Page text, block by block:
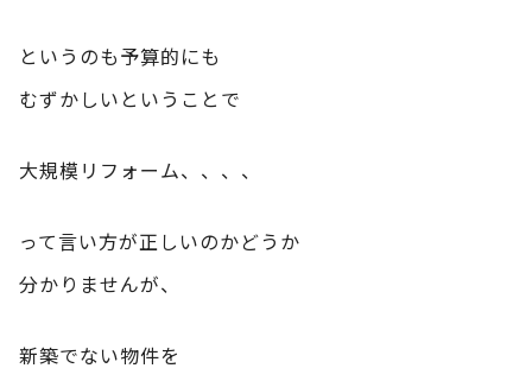
というのも予算的にも
むずかしいということで
大規模リフォーム、、、、
って言い方が正しいのかどうか
分かりませんが、
新築でない物件を